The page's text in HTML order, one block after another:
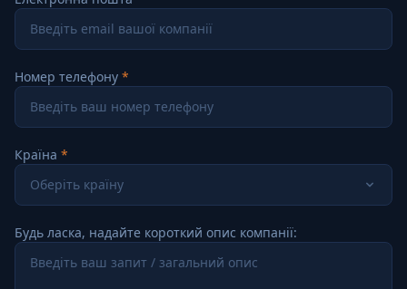
Номер телефону
Країна
Оберіть країну
Будь ласка, надайте короткий опис компанії: